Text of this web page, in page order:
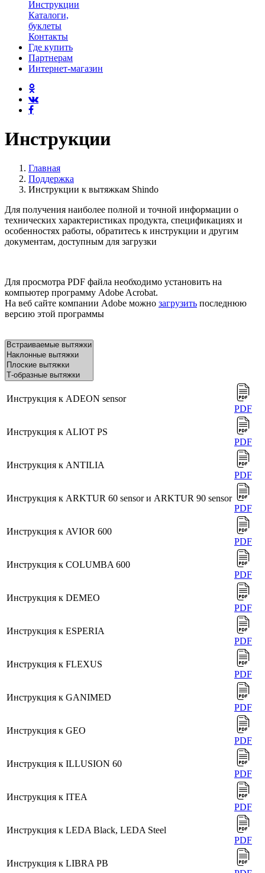
Инструкции
Каталоги,
буклеты
Контакты
Где купить
Партнерам
Интернет-магазин
Инструкции
Главная
Поддержка
Инструкции к вытяжкам Shindo
Для получения наиболее полной и точной информации о
технических характеристиках продукта, спецификациях и
особенностях работы, обратитесь к инструкции и другим
документам, доступным для загрузки
Для просмотра PDF файла необходимо установить на
компьютер программу Adobe Acrobat.
На веб сайте компании Adobe можно загрузить последнюю
версию этой программы
Инструкция к ADEON sensor
PDF
Инструкция к ALIOT PS
PDF
Инструкция к ANTILIA
PDF
Инструкция к ARKTUR 60 sensor и ARKTUR 90 sensor
PDF
Инструкция к AVIOR 600
PDF
Инструкция к COLUMBA 600
PDF
Инструкция к DEMEO
PDF
Инструкция к ESPERIA
PDF
Инструкция к FLEXUS
PDF
Инструкция к GANIMED
PDF
Инструкция к GEO
PDF
Инструкция к ILLUSION 60
PDF
Инструкция к ITEA
PDF
Инструкция к LEDA Black, LEDA Steel
PDF
Инструкция к LIBRA PB